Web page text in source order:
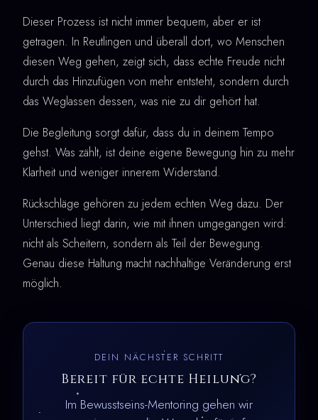
Dieser Prozess ist nicht immer bequem, aber er ist
getragen. In Reutlingen und überall dort, wo Menschen
diesen Weg gehen, zeigt sich, dass echte Freude nicht
durch das Hinzufügen von mehr entsteht, sondern durch
das Weglassen dessen, was nie zu dir gehört hat.
Die Begleitung sorgt dafür, dass du in deinem Tempo
gehst. Was zählt, ist deine eigene Bewegung hin zu mehr
Klarheit und weniger innerem Widerstand.
Rückschläge gehören zu jedem echten Weg dazu. Der
Unterschied liegt darin, wie mit ihnen umgegangen wird:
nicht als Scheitern, sondern als Teil der Bewegung.
Genau diese Haltung macht nachhaltige Veränderung erst
möglich.
DEIN NÄCHSTER SCHRITT
Bereit für echte Heilung?
Im Bewusstseins-Mentoring gehen wir